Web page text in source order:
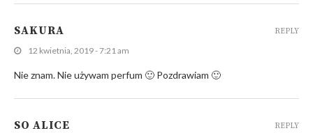
SAKURA
12 kwietnia, 2019 - 7:21 am
Nie znam. Nie używam perfum 🙂 Pozdrawiam 🙂
REPLY
SO ALICE REPLY